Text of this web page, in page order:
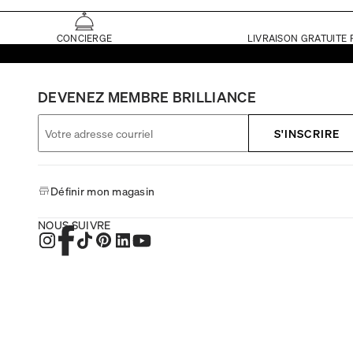
CONCIERGE LIVRAISON GRATUITE
DEVENEZ MEMBRE BRILLIANCE
S'INSCRIRE
Définir mon magasin
NOUS SUIVRE